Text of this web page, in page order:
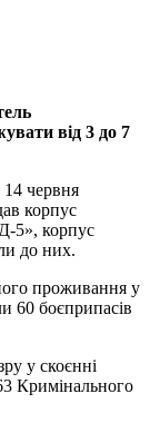
від 3 до 7
червня
корпус
5», корпус
до них.
проживання у
60 боєприпасів
у скоєнні
Кримінального